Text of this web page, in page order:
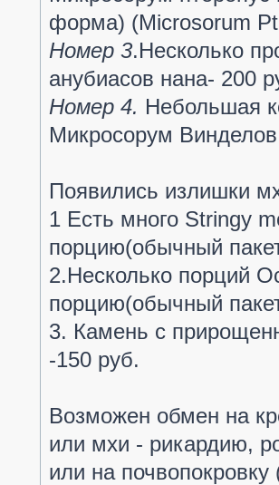
форма) (Microsorum
Номер 3.Несколько
анубиасов нана- 200
Номер 4. Небольшая
Микросорум
Появились излишки
1 Есть много Stringy
порцию(обычный
2.Несколько порций
порцию(обычный
3. Камень с
-150 руб.
Возможен обмен на
или мхи - рикардию,
или на